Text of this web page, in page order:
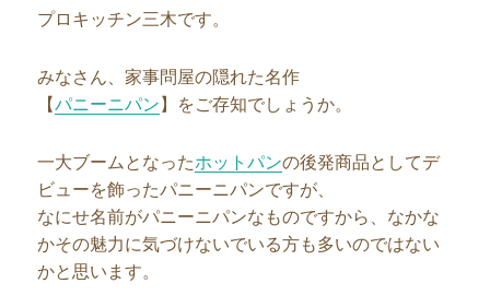
プロキッチン三木です。
みなさん、家事問屋の隠れた名作
【パニーニパン 】をご存知でしょうか。
一大ブームとなったホットパンの後発商品としてデ
ビューを飾ったパニーニパンですが、
なにせ名前がパニーニパンなものですから、なかな
かその魅力に気づけないでいる方も多いのではない
かと思います。